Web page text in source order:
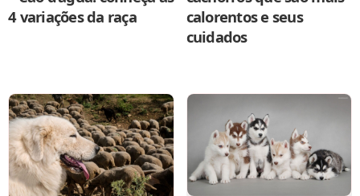
4 variações da raça
calorentos e seus
cuidados